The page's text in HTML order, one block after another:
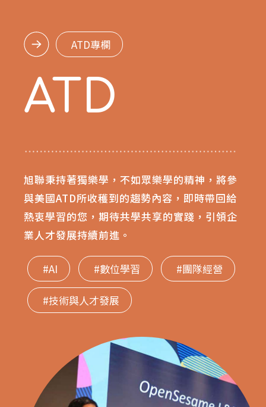
ATD專欄
ATD
旭聯秉持著獨樂學，不如眾樂學的精神，將參
與美國ATD所收穫到的趨勢內容，即時帶回給
熱衷學習的您，期待共學共享的實踐，引領企
業人才發展持續前進。
#AI #數位學習 #團隊經營
#技術與人才發展